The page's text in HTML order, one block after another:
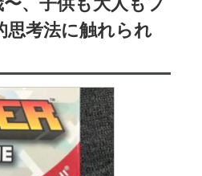
思考法に触れられ